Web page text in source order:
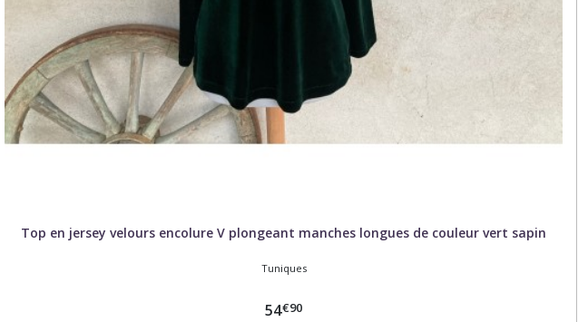
Top en jersey velours encolure V plongeant manches longues de couleur vert sapin
Tuniques
54€90